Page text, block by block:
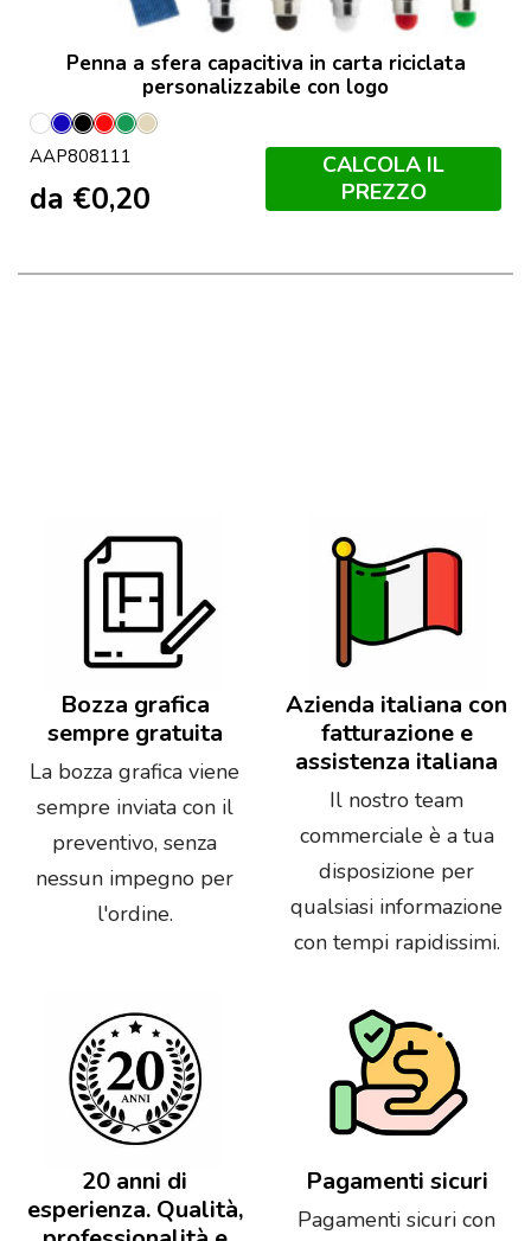
Penna a sfera capacitiva in carta riciclata
personalizzabile con logo
Bianco
BluNeroRosso
VerdeNaturale
AAP808111
da €0,20
CALCOLA IL
PREZZO
Bozza grafica
sempre gratuita
La bozza grafica viene
sempre inviata con il
preventivo, senza
nessun impegno per
l'ordine.
Azienda italiana con
fatturazione e
assistenza italiana
Il nostro team
commerciale è a tua
disposizione per
qualsiasi informazione
con tempi rapidissimi.
20 anni di
esperienza. Qualità,
Pagamenti sicuri
Pagamenti sicuri con